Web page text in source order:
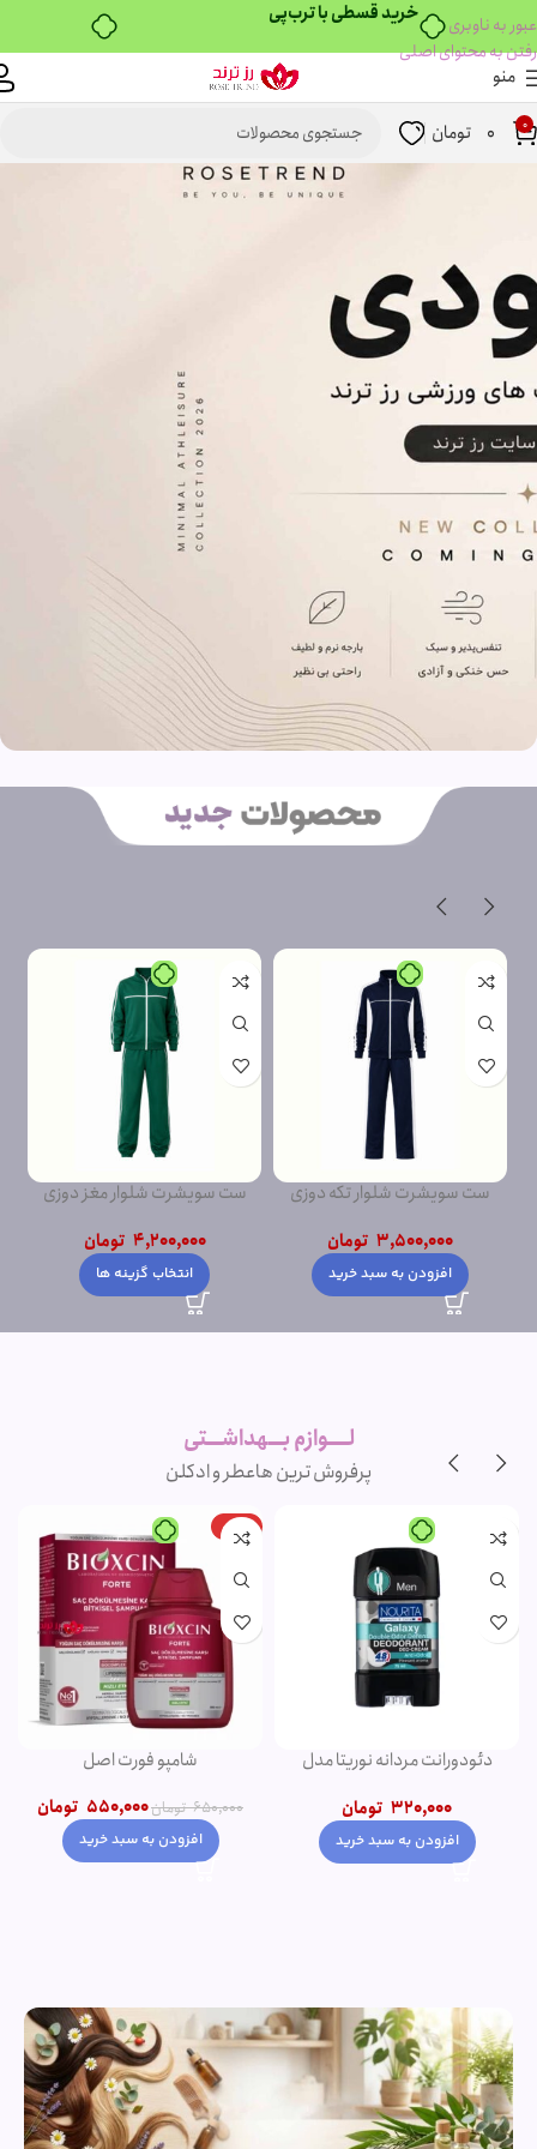
خرید قسطی با ترب‌پی
عبور به ناوبری
رفتن به محتوای اصلی
منو
0
0 تومان
ست سویشرت شلوار تکه دوزی
3,500,000 تومان
افزودن به سبد خرید
ست سویشرت شلوار مغز دوزی
4,200,000 تومان
انتخاب گزینه ها
لــــوازم بـــهداشـــتی
پرفروش ترین هاعطر و ادکلن
دئودورانت مردانه نوریتا مدل
320,000 تومان
افزودن به سبد خرید
-15%
شامپو فورت اصل
650,000 تومان550,000 تومان
افزودن به سبد خرید